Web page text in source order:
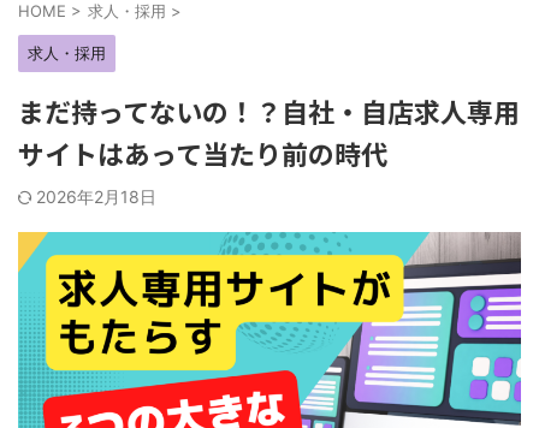
HOME > 求人・採用 >
求人・採用
まだ持ってないの！？自社・自店求人専用
サイトはあって当たり前の時代
2026年2月18日